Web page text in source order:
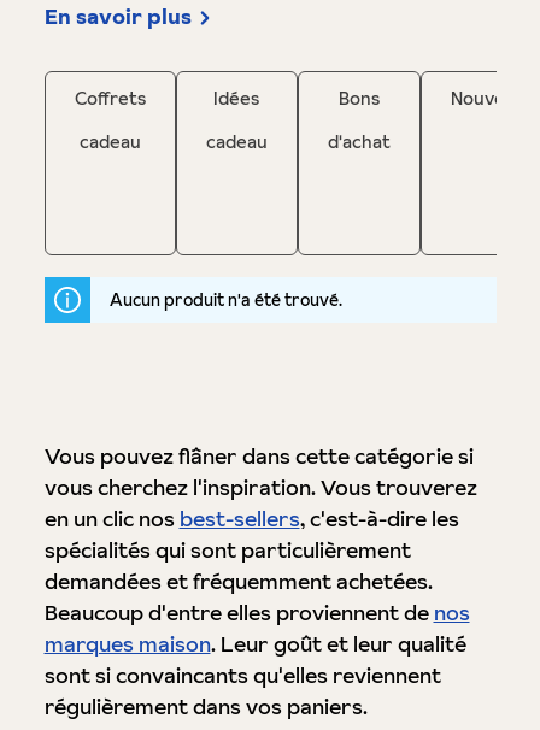
En savoir plus
Coffrets
cadeau
Idées
cadeau
Bons
d'achat
Aucun produit n'a été trouvé.
Vous pouvez flâner dans cette catégorie si
vous cherchez l'inspiration. Vous trouverez
en un clic nos best-sellers, c'est-à-dire les
spécialités qui sont particulièrement
demandées et fréquemment achetées.
Beaucoup d'entre elles proviennent de nos
marques maison. Leur goût et leur qualité
sont si convaincants qu'elles reviennent
régulièrement dans vos paniers.